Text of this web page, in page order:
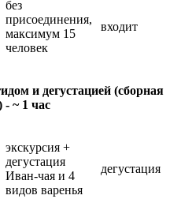
без
присоединения,
максимум 15
человек
входит
и дегустацией (сборная
- ~ 1 час
экскурсия +
дегустация
Иван-чая и 4
видов варенья
дегустация